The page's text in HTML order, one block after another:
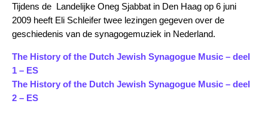
Tijdens de Landelijke Oneg Sjabbat in Den Haag op 6 juni
2009 heeft Eli Schleifer twee lezingen gegeven over de
geschiedenis van de synagogemuziek in Nederland.
The History of the Dutch Jewish Synagogue Music – deel
1 – ES
The History of the Dutch Jewish Synagogue Music – deel
2 – ES